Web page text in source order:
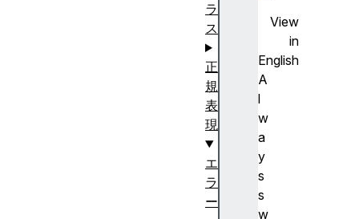
View
in
English
A
l
w
a
y
s
s
w
ラ
ス
正
規
表
現
エ
ラ
ー